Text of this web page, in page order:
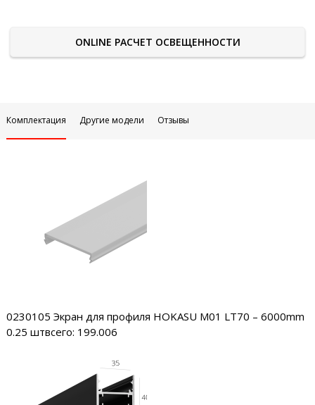
ONLINE РАСЧЕТ ОСВЕЩЕННОСТИ
Комплектация Другие модели Отзывы
0230105 Экран для профиля HOKASU M01 LT70 – 6000mm
0.25 штвсего: 199.006